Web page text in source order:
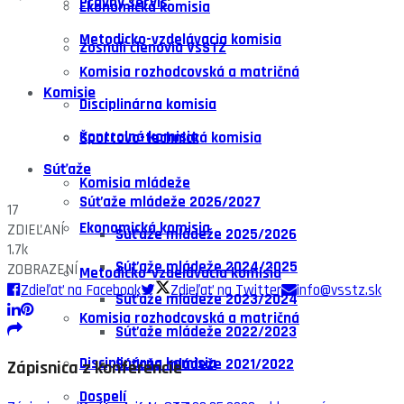
Ekonomická komisia
Metodicko-vzdelávacia komisia
Komisia rozhodcovská a matričná
Disciplinárna komisia
Kontrolná komisia
Súťaže
Súťaže mládeže 2026/2027
Súťaže mládeže 2025/2026
Súťaže mládeže 2024/2025
Súťaže mládeže 2023/2024
Súťaže mládeže 2022/2023
Súťaže mládeže 2021/2022
Dospelí
Zosnulí členovia VsSTZ
Komisie
Športovo-technická komisia
Komisia mládeže
Ekonomická komisia
Metodicko-vzdelávacia komisia
Komisia rozhodcovská a matričná
Disciplinárna komisia
17
ZDIEĽANÍ
1.7k
ZOBRAZENÍ
Zdieľať na Facebook
Zdieľať na Twitter info@vsstz.sk
Zápisnica z konferencie